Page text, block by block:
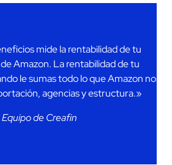
mide la rentabilidad de tu
Amazon. La rentabilidad de tu
le sumas todo lo que Amazon no
agencias y estructura.»
de Creafin